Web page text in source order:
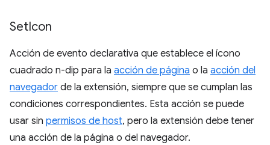
SetIcon
Acción de evento declarativa que establece el ícono
cuadrado n-dip para la acción de página o la acción del
navegador de la extensión, siempre que se cumplan las
condiciones correspondientes. Esta acción se puede
usar sin permisos de host, pero la extensión debe tener
una acción de la página o del navegador.